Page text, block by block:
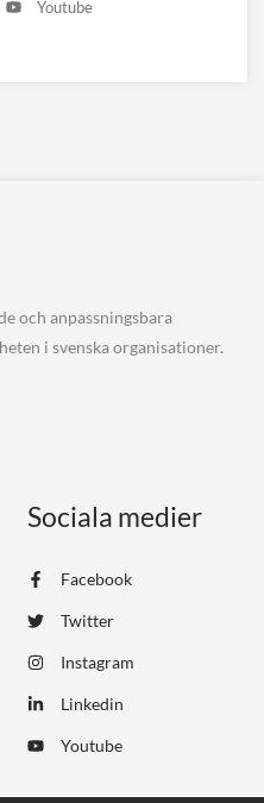
Youtube
och anpassningsbara
i svenska organisationer.
Sociala medier
Facebook
Twitter
Instagram
Linkedin
Youtube